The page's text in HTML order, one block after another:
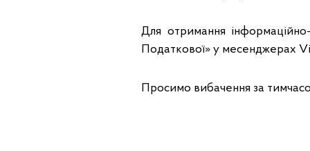
Для отримання
Податкової» у месенджерах
Просимо вибачення за